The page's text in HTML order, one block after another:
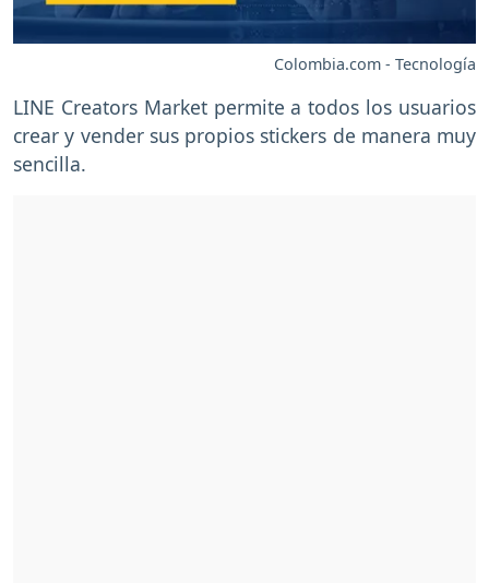
Colombia.com - Tecnología
LINE Creators Market permite a todos los usuarios
crear y vender sus propios stickers de manera muy
sencilla.